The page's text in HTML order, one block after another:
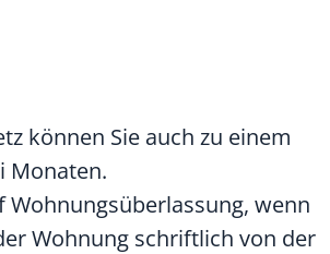
können Sie auch zu einem
Monaten.
Wohnungsüberlassung, wenn
Wohnung schriftlich von der